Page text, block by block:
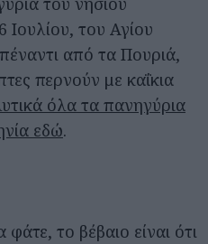
Ιουλίου, του Αγίου
από τα Πουριά,
περνούν με καΐκια
όλα τα πανηγύρια
εδώ.
το βέβαιο είναι ότι